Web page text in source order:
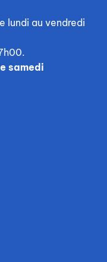
lundi au vendredi
samedi